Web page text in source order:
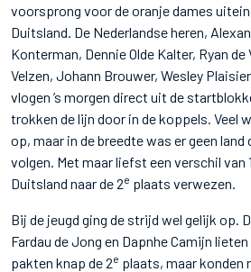
voorsprong voor de oranje dames
Duitsland. De Nederlandse heren,
Konterman, Dennie Olde Kalter, Ryan
Velzen, Johann Brouwer, Wesley
vlogen ’s morgen direct uit de
trokken de lijn door in de koppels. Veel
op, maar in de breedte was er geen
volgen. Met maar liefst een verschil van
Duitsland naar de 2e plaats verwezen.
Bij de jeugd ging de strijd wel gelijk op.
Fardau de Jong en Dapnhe Camijn
pakten knap de 2e plaats, maar konden